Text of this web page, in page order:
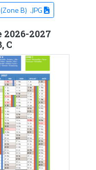
(Zone B) .JPG
2027
C